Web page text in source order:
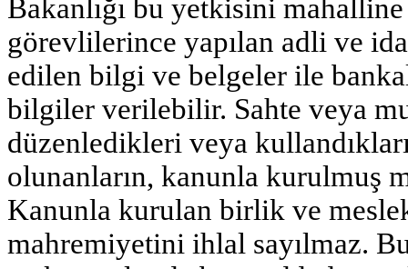
Bakanlığı bu yetkisini
görevlilerince yapılan adli ve
edilen bilgi ve belgeler ile
bilgiler verilebilir. Sahte veya
düzenledikleri veya
olunanların, kanunla kurulmuş
Kanunla kurulan birlik ve
mahremiyetini ihlal sayılmaz.